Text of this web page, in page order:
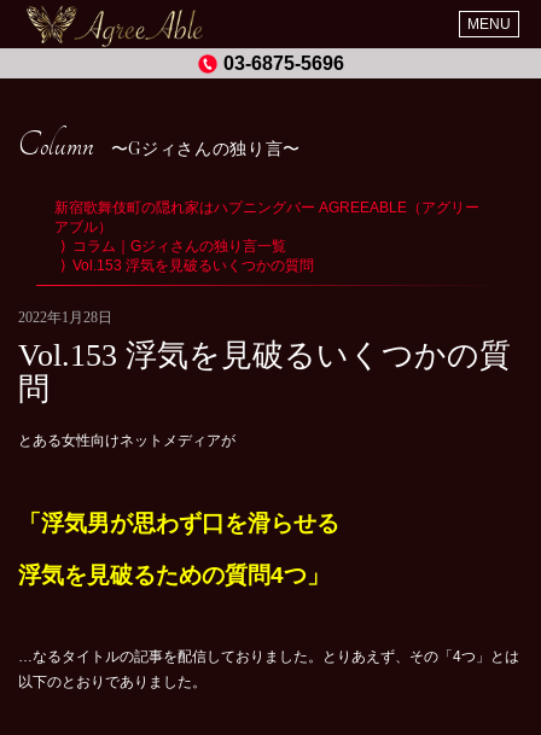
MENU
03-6875-5696
Column Gジィさんの独り言
新宿歌舞伎町の隠れ家はハプニングバー AGREEABLE（アグリー
アブル）
コラム｜Gジィさんの独り言一覧
Vol.153 浮気を見破るいくつかの質問
2022年1月28日
Vol.153 浮気を見破るいくつかの質
問
とある女性向けネットメディアが
「 浮気男が思わず口を滑らせる
浮気を見破るための質問4つ」
…なるタイトルの記事を配信しておりました。とりあえず、その「4つ」とは
以下のとおりでありました。